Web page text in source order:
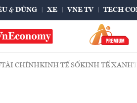
& DÙNG XE VNE TV TECH
TÀI CHÍNHKINH TẾ SỐKINH TẾ XANH